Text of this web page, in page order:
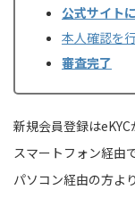
公式サイト
本人確認を
審査完了
新規会員登録はeKYC
スマートフォン経由
パソコン経由の方よ